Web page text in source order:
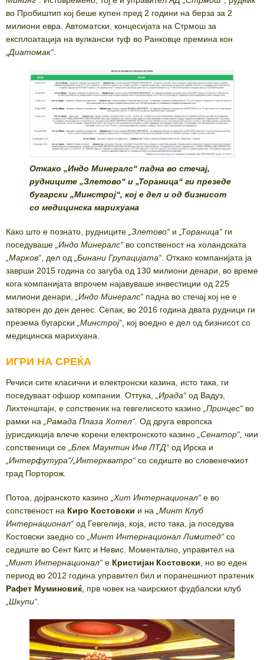
во Пробиштип кој беше купен пред 2 години на берза за 2
милиони евра. Автоматски, концесијата на Стрмош за
експлоатација на вулкански туф во Ранковце премина кон
„Диатомак“
Откако „Индо Минералс“ падна во стечај,
рудниците „Злетово“ и „Тораница“ ги презеде
бугарски „Минстрој“, кој е дел и од бизнисот
со медицинска марихуана
Како што е познато, рудниците Злетово“ и Тораница“ ги
поседуваше Индо Минералс“ во сопственост на холандската
Марков“ , дел од Бинани Групацијата“ . Откако компанијата ја
заврши 2015 година со загуба од 130 милиони денари, во време
кога компанијата впрочем најавуваше инвестиции од 225
милиони денари,
Индо Минералс“ падна во стечај кој не е
затворен до ден денес. Сепак, во 2016 година двата рудници ги
презема бугарски
Минстрој“ , кој воедно е дел од бизнисот со
медицинска марихуана.
ИГРИ НА СРЕЌА
Речиси сите класични и електронски казина, исто така, ги
поседуваат офшор компании. Оттука,
Ирада“ од Вадуз,
Лихтенштајн, е сопственик на гевгелиското казино Принцес“ во
рамки на „Рамада Плаза Хотел“. Од друга европска
јурисдикција влече корени електронското казино Сенатор“ чии
сопственици се Блек Маунтин Инв ЛТД“ од Ирска и
Интерфутура“/„ Интеркватро“ со седиште во словенечкиот
град Порторож.
Потоа, дојранското казино „Хит Интернационал“ е во
сопственост на Киро Костовски и на
„Минт Клуб
Интернационал“ од Гевгелија, која, исто така, ја поседува
Костовски заедно со „Минт Интернационал Лимитед“ со
седиште во Сент Китс и Невис. Моментално, управител на
„Минт Интернационал“ е Кристијан Костовски , но во еден
период во 2012 година управител бил и поранешниот пратеник
Рафет Муминовиќ , прв човек на чаирскиот фудбалски клуб
„Шкупи“